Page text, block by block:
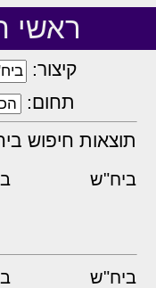
ראשי
קיצור:
תחום:
תוצאות חיפוש
ביח"ש
ביח"ש